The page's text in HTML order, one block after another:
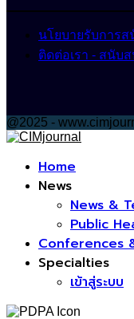
นโยบายรับการ
ติดต่อเรา - สนับ
@2025 -
Home
News
News &
Public
Conferences
Specialties
เข้าสู่ระบบ